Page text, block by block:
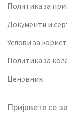
Политика за
Документи и
Услови за
Политика за
Ценовник
Пријавете се